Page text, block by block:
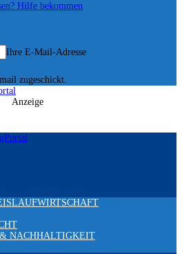
Hilfe bekommen
Ihre E-Mail-Adresse
zugeschickt.
Anzeige
& NACHHALTIGKEIT